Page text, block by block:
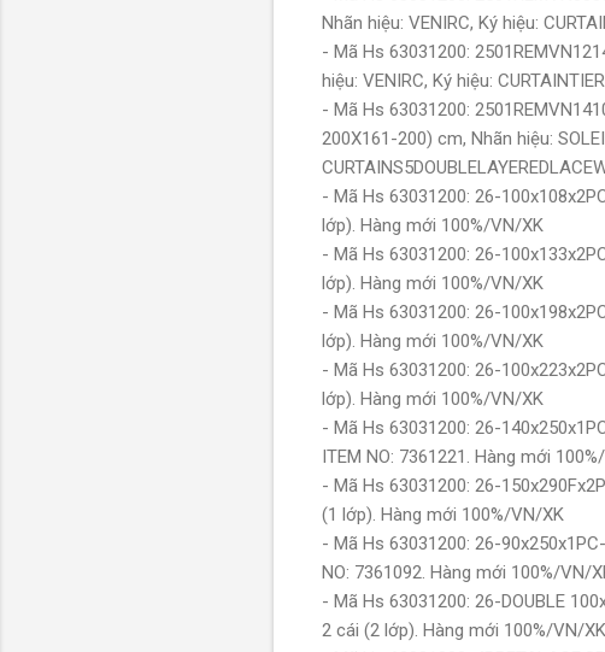
Nhãn hiệu: VENIRC, Ký hiệu:
- Mã Hs 63031200:
hiệu: VENIRC, Ký hiệu:
- Mã Hs 63031200:
200X161-200) cm, Nhãn hiệu:
- Mã Hs 63031200: 26-
lớp). Hàng mới 100%/VN/XK
- Mã Hs 63031200: 26-
lớp). Hàng mới 100%/VN/XK
- Mã Hs 63031200: 26-
lớp). Hàng mới 100%/VN/XK
- Mã Hs 63031200: 26-
lớp). Hàng mới 100%/VN/XK
- Mã Hs 63031200: 26-
ITEM NO: 7361221. Hàng mới
- Mã Hs 63031200: 26-
(1 lớp). Hàng mới 100%/VN/XK
- Mã Hs 63031200: 26-
NO: 7361092. Hàng mới 100%/VN/
- Mã Hs 63031200: 26-DOUBLE
2 cái (2 lớp). Hàng mới 100%/VN/XK